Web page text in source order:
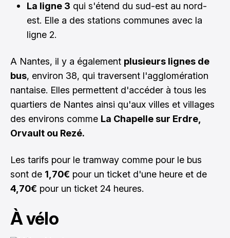
La ligne 3 qui s'étend du sud-est au nord-
est. Elle a des stations communes avec la
ligne 2.
A Nantes, il y a également plusieurs lignes de
bus, environ 38, qui traversent l'agglomération
nantaise. Elles permettent d'accéder à tous les
quartiers de Nantes ainsi qu'aux villes et villages
des environs comme La Chapelle sur Erdre,
Orvault ou Rezé.
Les tarifs pour le tramway comme pour le bus
sont de 1,70€ pour un ticket d'une heure et de
4,70€ pour un ticket 24 heures.
À vélo